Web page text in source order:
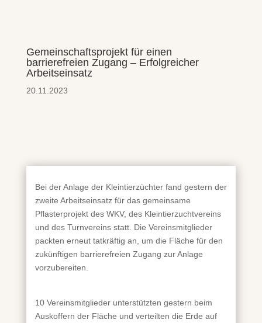
Gemeinschaftsprojekt für einen
barrierefreien Zugang – Erfolgreicher
Arbeitseinsatz
20.11.2023
Bei der Anlage der Kleintierzüchter fand gestern der
zweite Arbeitseinsatz für das gemeinsame
Pflasterprojekt des WKV, des Kleintierzuchtvereins
und des Turnvereins statt. Die Vereinsmitglieder
packten erneut tatkräftig an, um die Fläche für den
zukünftigen barrierefreien Zugang zur Anlage
vorzubereiten.
10 Vereinsmitglieder unterstützten gestern beim
Auskoffern der Fläche und verteilten die Erde auf